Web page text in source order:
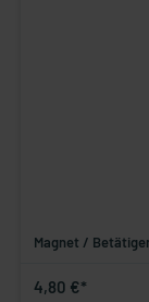
Magnet /
4,80 €*